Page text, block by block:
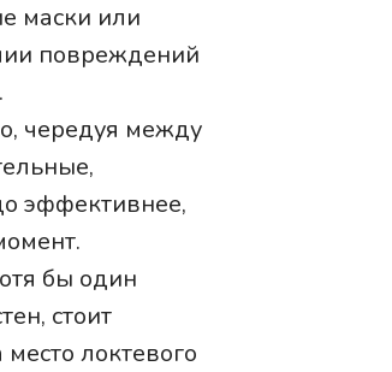
маски или
повреждений
чередуя между
эффективнее,
бы один
стоит
локтевого